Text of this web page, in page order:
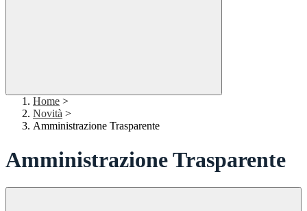
Home >
Novità >
Amministrazione Trasparente
Amministrazione Trasparente